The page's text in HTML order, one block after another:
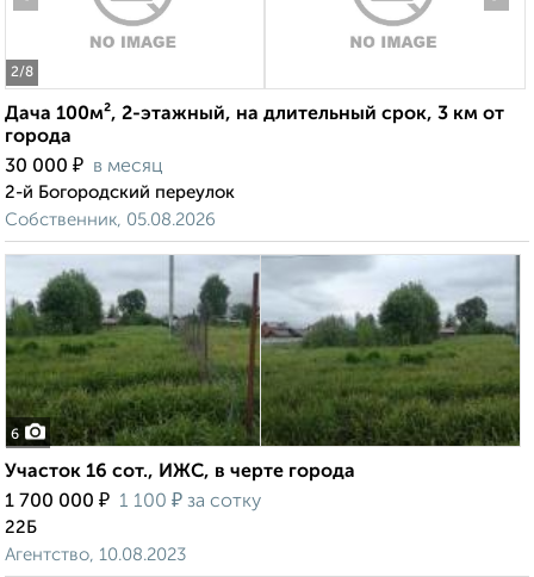
2/8
Дача 100м², 2-этажный, на длительный срок, 3 км от
города
30 000 ₽ в месяц
2-й Богородский переулок
Собственник, 05.08.2026
6
Участок 16 сот., ИЖС, в черте города
1 700 000 ₽ 1 100 ₽ за сотку
22Б
Агентство, 10.08.2023